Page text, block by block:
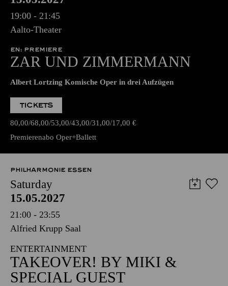
19:00 - 21:45
Aalto-Theater
EN: PREMIERE
ZAR UND ZIMMERMANN
Albert Lortzing Komische Oper in drei Aufzügen
TICKETS
80,00 68,00 53,00 43,00 31,00 17,00 €
Premierenabo Oper+Ballett
PHILHARMONIE ESSEN
Saturday
15.05.2027
21:00 - 23:55
Alfried Krupp Saal
ENTERTAINMENT
TAKEOVER! BY MIKI &
SPECIAL GUEST